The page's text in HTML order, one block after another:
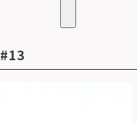
#13